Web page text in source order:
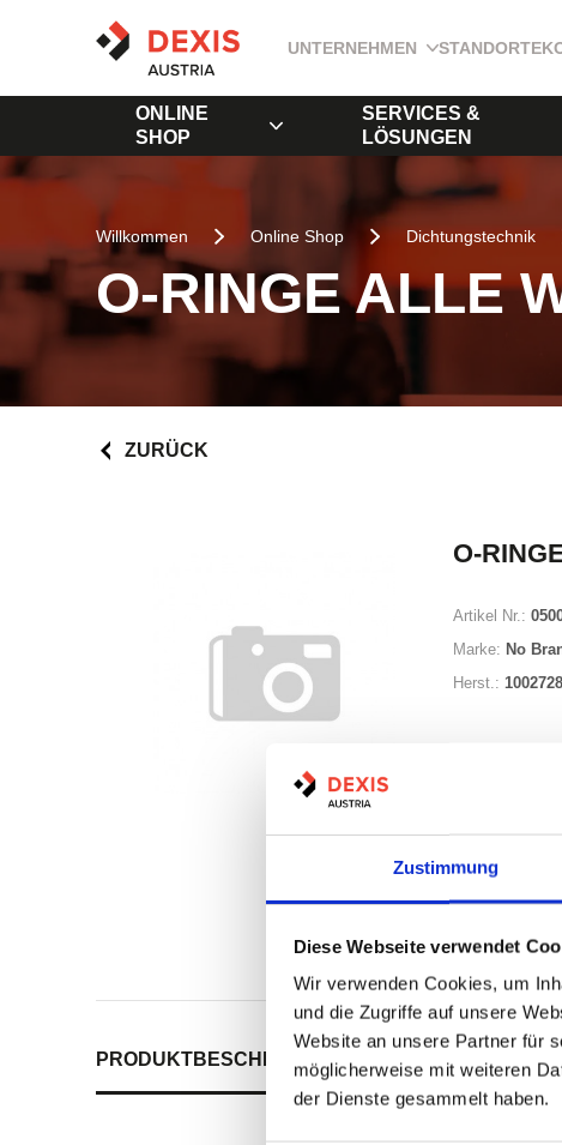
Zustimmung
Diese Webseite verwendet
Wir verwenden Cookies, um
und die Zugriffe auf unsere
Website an unsere Partner für
möglicherweise mit weiteren
der Dienste gesammelt haben.
UNTERNEHMEN STANDORTE
ONLINE
SHOP
SERVICES &
LÖSUNGEN
Willkommen Online Shop Dichtungstechnik
O-RINGE ALLE
ZURÜCK
O-
Artikel Nr.:
Marke: No
Herst.:
Auf Lager
Print
PRODUKTBESCHREIBUNG ALLE